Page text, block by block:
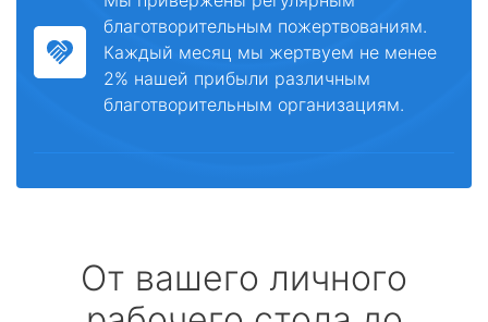
благотворительным пожертвованиям.
Каждый месяц мы жертвуем не менее
2% нашей прибыли различным
благотворительным организациям.
От вашего личного